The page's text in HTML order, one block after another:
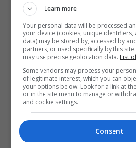
Learn more
Your personal data will be processed
your device (cookies, unique identifiers,
data) may be stored by, accessed by
partners, or used specifically by this
may use precise geolocation data. List
Some vendors may process your
of legitimate interest, which you can
your options below. Look for a link at
or in the site menu to manage or
and cookie settings.
Consent